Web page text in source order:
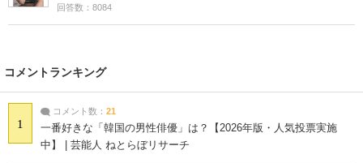
回答数：8084
コメントランキング
1
コメント数： 21
一番好きな「韓国の男性俳優」は？【2026年版・人気投票実施
中】 | 芸能人 ねとらぼリサーチ